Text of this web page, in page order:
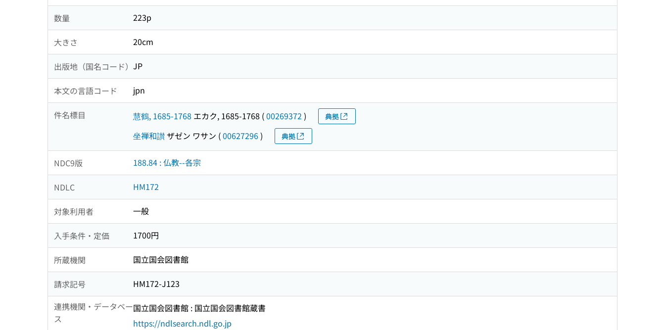
数量 223p
大きさ 20cm
出版地（国名コード） JP
本文の言語コード jpn
件名標目 慧鶴, 1685-1768 エカク, 1685-1768 (00269372 ) 典拠
坐禅和讃ザゼン ワサン (00627296) 典拠
NDC9版 188.84 : 仏教--各宗
NDLC HM172
対象利用者 一般
入手条件・定価 1700円
所蔵機関 国立国会図書館
請求記号
HM172-J123
連携機関・データベー
ス
国立国会図書館 : 国立国会図書館蔵書
https://ndlsearch.ndl.go.jp